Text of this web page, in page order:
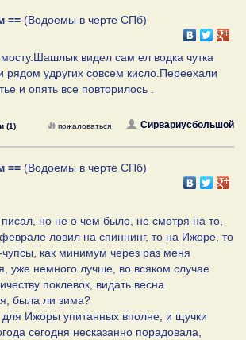
== (Водоемы в черте СПб)
видел сам ел водка чутка
удругих совсем кисло.Переехали
и опять все повторилось .
(1) Сирвариусбольшой
пожаловаться
== (Водоемы в черте СПб)
но не о чем было, не смотря на то,
ловил на спиннинг, то на Ижоре, то
как минимум через раз меня
уже немного лучше, во всяком случае
поклевок, видать весна
была ли зима?
Ижоры упитанных вполне, и щучки
сегодня несказанно порадовала,